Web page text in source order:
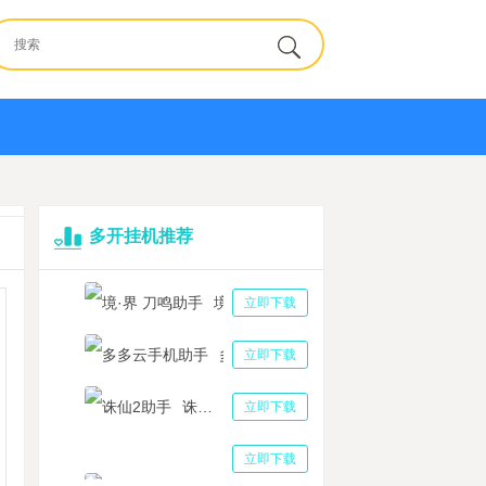
多开挂机推荐
立即下载
立即下载
多多云手机助手
立即下载
立即下载
三国志战略版助手